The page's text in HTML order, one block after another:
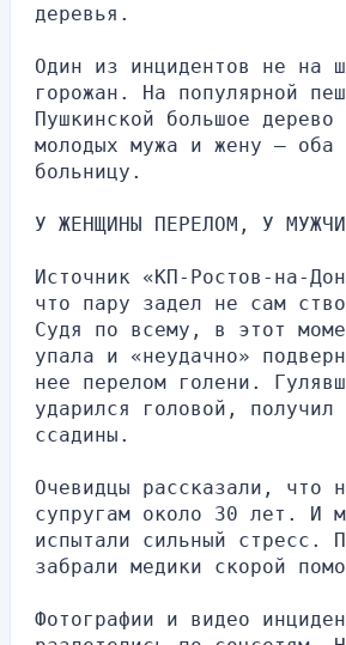
деревья.
Один из инцидентов не на
горожан. На популярной
Пушкинской большое дерево
молодых мужа и жену — оба
больницу.
У ЖЕНЩИНЫ ПЕРЕЛОМ, У
Источник «КП-Ростов-на-
что пару задел не сам
Судя по всему, в этот
упала и «неудачно»
нее перелом голени.
ударился головой, получил
ссадины.
Очевидцы рассказали, что
супругам около 30 лет. И
испытали сильный стресс.
забрали медики скорой
Фотографии и видео